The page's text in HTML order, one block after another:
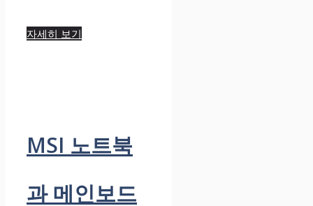
자세히 보기
MSI 노트북
과 메인보드